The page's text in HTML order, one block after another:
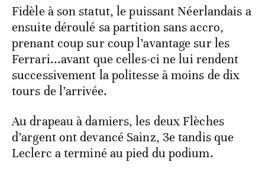
Fidèle à son statut, le puissant Néerlandais a
ensuite déroulé sa partition sans accro,
prenant coup sur coup l’avantage sur les
Ferrari...avant que celles-ci ne lui rendent
successivement la politesse à moins de dix
tours de l’arrivée.
Au drapeau à damiers, les deux Flèches
d’argent ont devancé Sainz, 3e tandis que
Leclerc a terminé au pied du podium.